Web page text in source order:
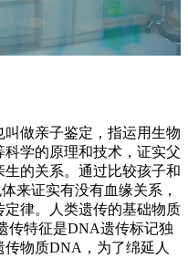
做亲子鉴定，指运用生物
学的原理和技术，证实父
的关系。通过比较孩子和
来证实有没有血缘关系，
律。人类遗传的基础物质
传特征是DNA遗传标记独
物质DNA，为了绵延人